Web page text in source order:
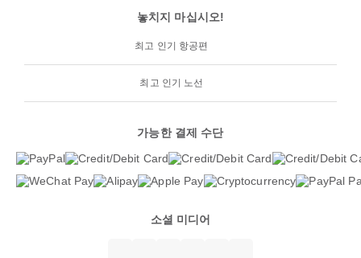
놓치지 마십시오!
최고 인기 항공편
최고 인기 노선
가능한 결제 수단
소셜 미디어